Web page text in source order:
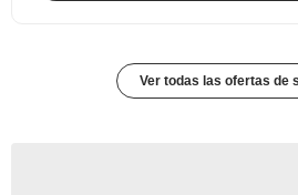
Ver todas las ofertas de